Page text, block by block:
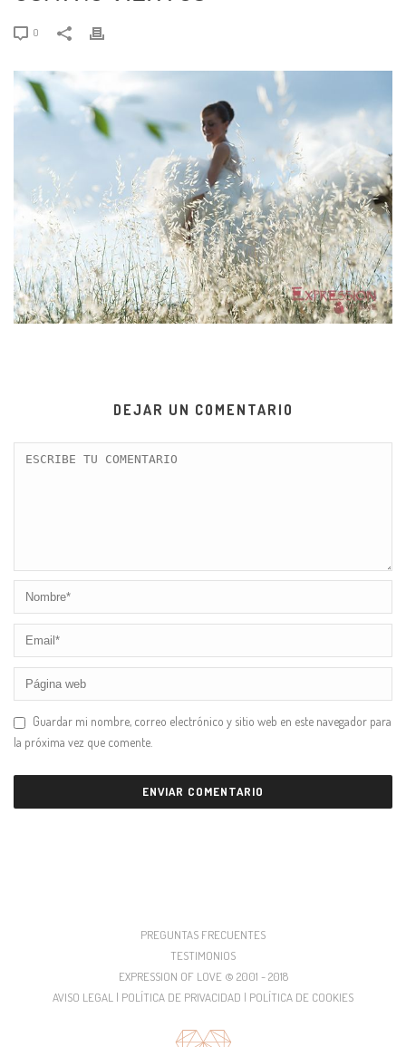
0
DEJAR UN COMENTARIO
Guardar mi nombre, correo electrónico y sitio web en este navegador para
la próxima vez que comente.
PREGUNTAS FRECUENTES
TESTIMONIOS
EXPRESSION OF LOVE © 2001 - 2018
AVISO LEGAL | POLÍTICA DE PRIVACIDAD | POLÍTICA DE COOKIES